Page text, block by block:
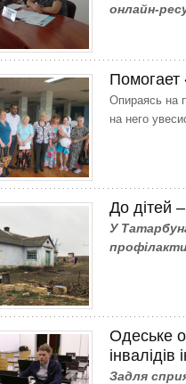
онлайн-
Опираясь на
на него
До дітей
У
Одеське
Задля